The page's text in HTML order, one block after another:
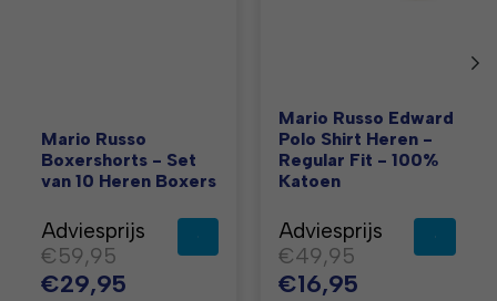
Mario Russo
Boxershorts - Set
van 10 Heren Boxers
Adviesprijs
€59,95
€29,95
Mario Russo Edward
Polo Shirt Heren -
Regular Fit - 100%
Katoen
Adviesprijs
€49,95
€16,95